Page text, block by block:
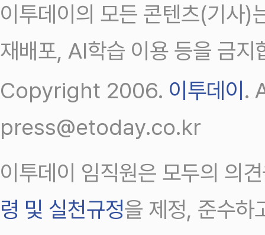
이투데이의 모든 콘텐츠(기사)
재배포, AI학습 이용 등을 금지
Copyright 2006. 이투데이 .
press@etoday.co.kr
이투데이 임직원은 모두의 의
령 및 실천규정을 제정, 준수하